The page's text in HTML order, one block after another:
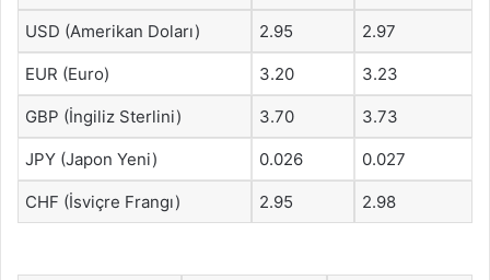
USD (Amerikan Doları) 2.95 2.97
EUR (Euro) 3.20 3.23
GBP (İngiliz Sterlini) 3.70 3.73
JPY (Japon Yeni) 0.026 0.027
CHF (İsviçre Frangı) 2.95 2.98